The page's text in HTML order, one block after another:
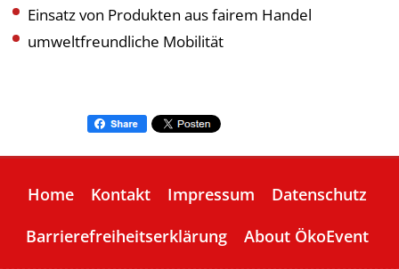
Einsatz von Produkten aus fairem Handel
umweltfreundliche Mobilität
Home Kontakt Impressum
Datenschutz
Barrierefreiheitserklärung
About ÖkoEvent